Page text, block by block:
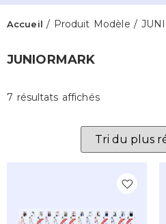
Accueil / Produit Modèle /
JUNIORMARK
7 résultats affichés